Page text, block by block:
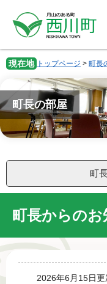
先
頭
を
飛
て
本
文
現在地 トップページ > 町長
町長の部屋
町
町長からのお
2026年6月15日更